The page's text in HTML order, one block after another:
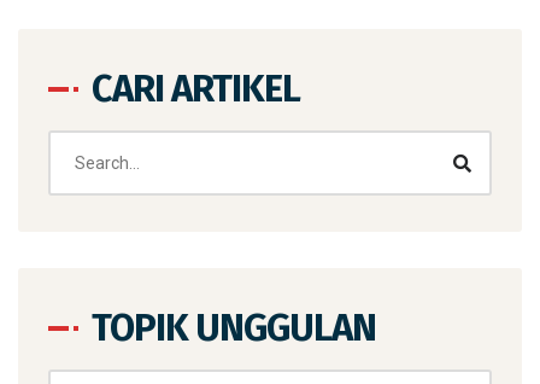
CARI ARTIKEL
TOPIK UNGGULAN
Topik